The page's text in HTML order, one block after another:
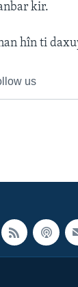
kir.
hîn ti
us